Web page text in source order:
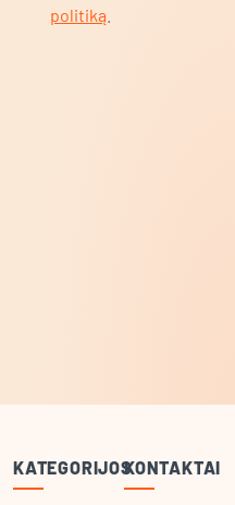
politiką
KATEGORIJOSKONTAKTAI